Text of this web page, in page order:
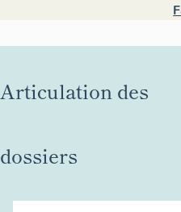
Articulation des
dossiers